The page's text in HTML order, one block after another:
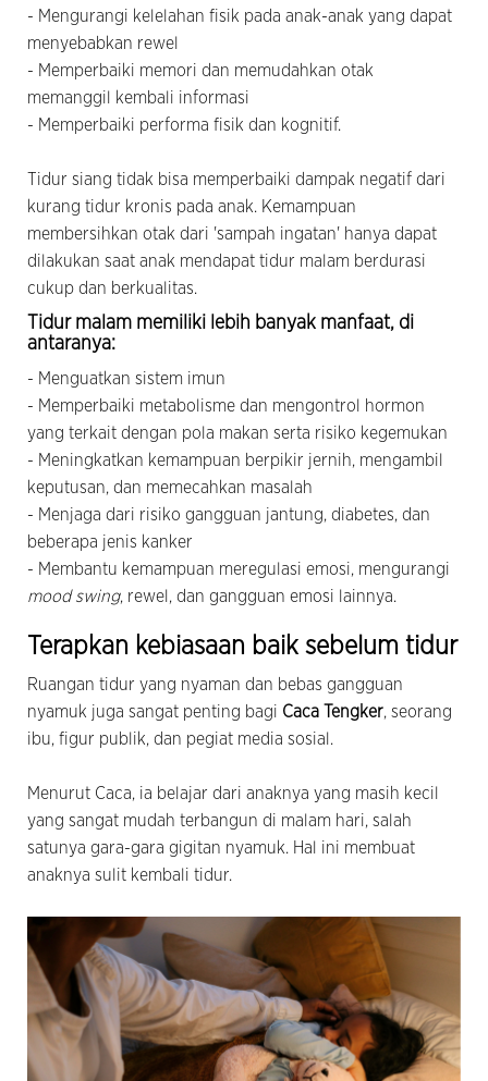
- Mengurangi kelelahan fisik pada anak-anak yang dapat
menyebabkan rewel
- Memperbaiki memori dan memudahkan otak
memanggil kembali informasi
- Memperbaiki performa fisik dan kognitif.
Tidur siang tidak bisa memperbaiki dampak negatif dari
kurang tidur kronis pada anak. Kemampuan
membersihkan otak dari 'sampah ingatan' hanya dapat
dilakukan saat anak mendapat tidur malam berdurasi
cukup dan berkualitas.
Tidur malam memiliki lebih banyak manfaat, di
antaranya:
- Menguatkan sistem imun
- Memperbaiki metabolisme dan mengontrol hormon
yang terkait dengan pola makan serta risiko kegemukan
- Meningkatkan kemampuan berpikir jernih, mengambil
keputusan, dan memecahkan masalah
- Menjaga dari risiko gangguan jantung, diabetes, dan
beberapa jenis kanker
- Membantu kemampuan meregulasi emosi, mengurangi
mood swing, rewel, dan gangguan emosi lainnya.
Terapkan kebiasaan baik sebelum tidur
Ruangan tidur yang nyaman dan bebas gangguan
nyamuk juga sangat penting bagi Caca Tengker, seorang
ibu, figur publik, dan pegiat media sosial.
Menurut Caca, ia belajar dari anaknya yang masih kecil
yang sangat mudah terbangun di malam hari, salah
satunya gara-gara gigitan nyamuk. Hal ini membuat
anaknya sulit kembali tidur.